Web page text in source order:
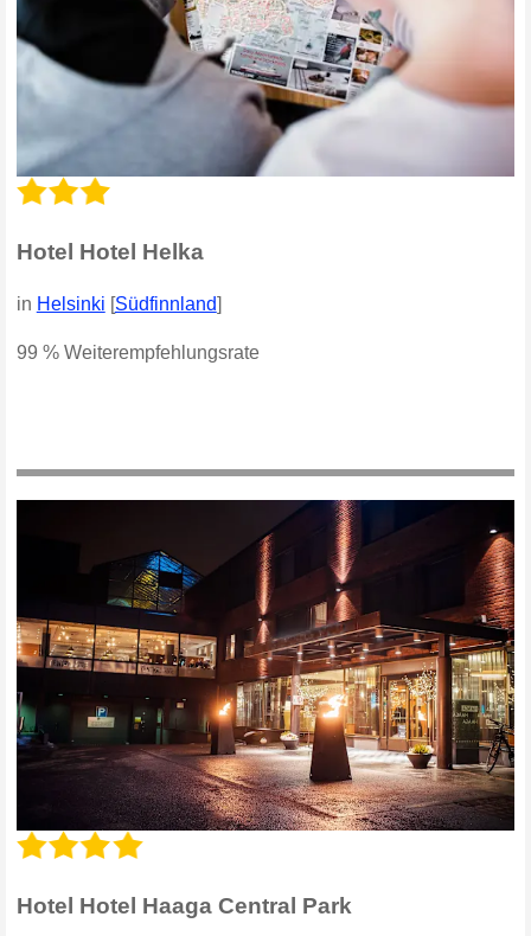
Hotel Hotel Helka
in Helsinki [Südfinnland]
99 % Weiterempfehlungsrate
Hotel Hotel Haaga Central Park